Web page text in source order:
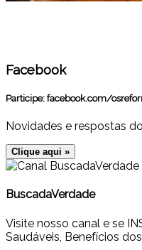
Facebook
Participe: facebook.com/
Novidades e respostas
Clique aqui »
BuscadaVerdade
Visite nosso canal e se
Saudáveis, Benefícios